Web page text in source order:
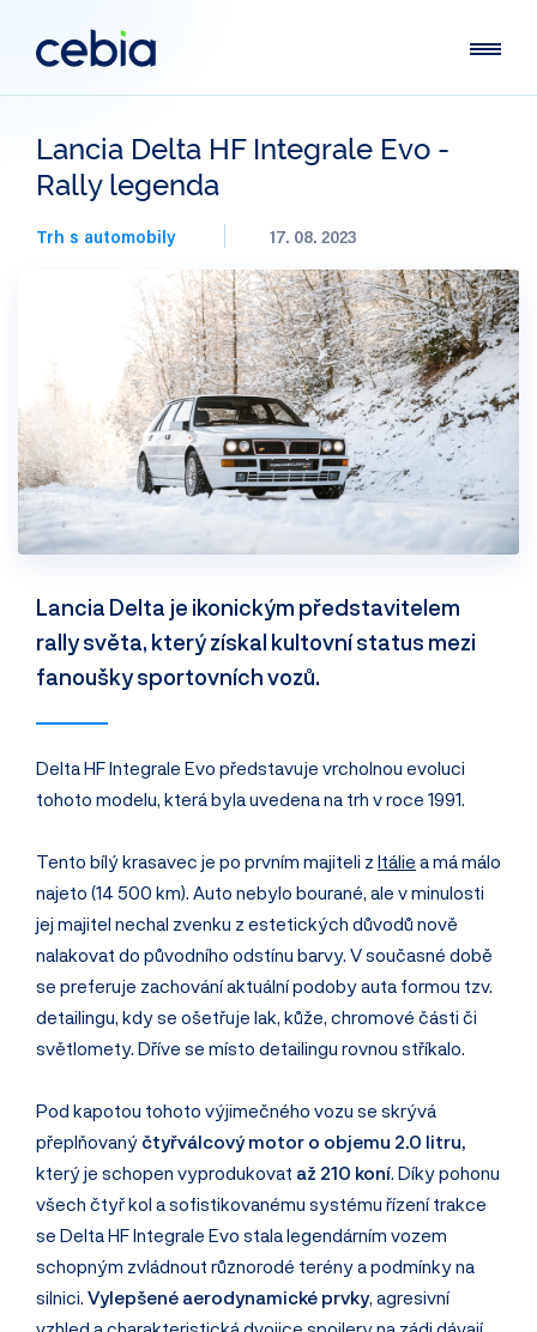
Lancia Delta HF Integrale Evo -
Rally legenda
Trh s automobily 17. 08. 2023
Lancia Delta je ikonickým představitelem
rally světa, který získal kultovní status mezi
fanoušky sportovních vozů.
Delta HF Integrale Evo představuje vrcholnou evoluci
tohoto modelu, která byla uvedena na trh v roce 1991.
Tento bílý krasavec je po prvním majiteli z Itálie a má málo
najeto (14 500 km). Auto nebylo bourané, ale v minulosti
jej majitel nechal zvenku z estetických důvodů nově
nalakovat do původního odstínu barvy. V současné době
se preferuje zachování aktuální podoby auta formou tzv.
detailingu, kdy se ošetřuje lak, kůže, chromové části či
světlomety. Dříve se místo detailingu rovnou stříkalo.
Pod kapotou tohoto výjimečného vozu se skrývá
přeplňovaný čtyřválcový motor o objemu 2.0 litru,
který je schopen vyprodukovat až 210 koní. Díky pohonu
všech čtyř kol a sofistikovanému systému řízení trakce
se Delta HF Integrale Evo stala legendárním vozem
schopným zvládnout různorodé terény a podmínky na
silnici. Vylepšené aerodynamické prvky, agresivní